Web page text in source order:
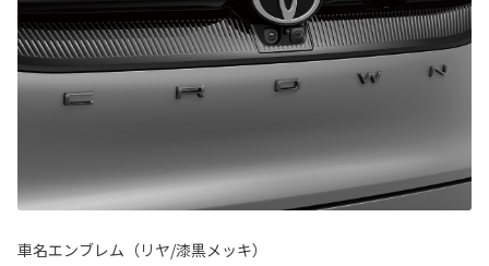
車名エンブレム（リヤ/漆黒メッキ）